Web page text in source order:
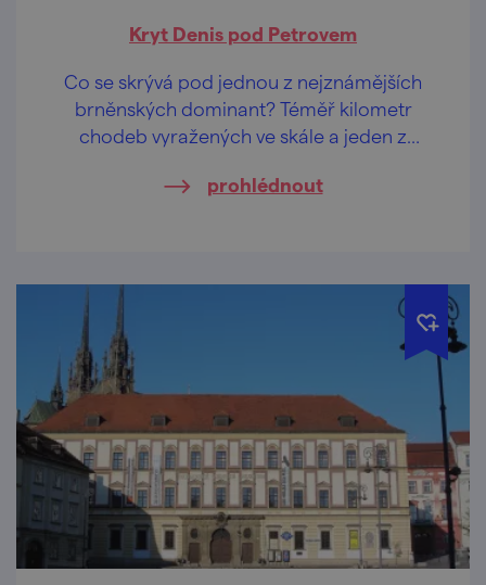
Kryt Denis pod Petrovem
Co se skrývá pod jednou z nejznámějších
brněnských dominant? Téměř kilometr
chodeb vyražených ve skále a jeden z
obrany v Česku.
prohlédnout